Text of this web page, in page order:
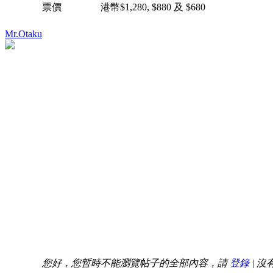
Mr.Otaku
票價 港幣$1,280, $880 及 $680
您好，您暫時不能瀏覽帖子的全部內容，請登錄| 沒